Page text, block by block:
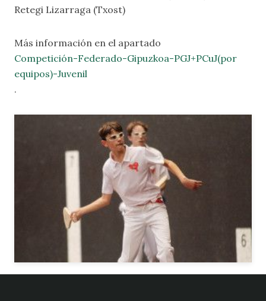
Retegi Lizarraga (Txost)
Más información en el apartado
Competición-Federado-Gipuzkoa-PGJ+PCuJ(por
equipos)-Juvenil
.